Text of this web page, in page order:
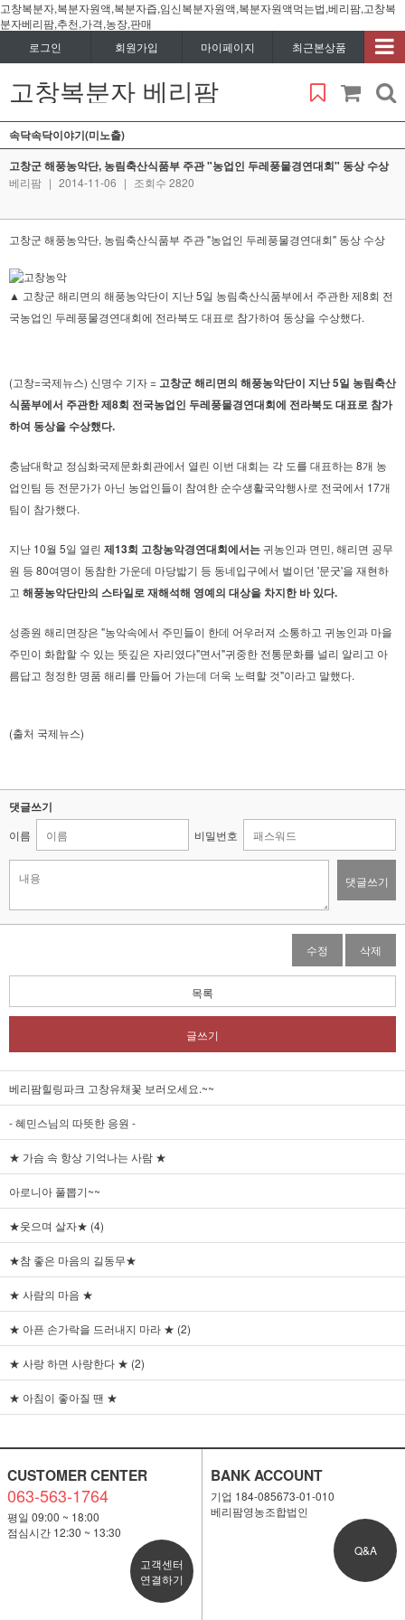
고창복분자,복분자원액,복분자즙,임신복분자원액,복분자원액먹는법,베리팜,고창복
분자베리팜,추천,가격,농장,판매
로그인
회원가입 마이페이지 최근본상품
고창복분자 베리팜
속닥속닥이야기(미노출)
고창군 해풍농악단, 농림축산식품부 주관 "농업인 두레풍물경연대회" 동상 수상
베리팜 | 2014-11-06 | 조회수 2820
고창군 해풍농악단, 농림축산식품부 주관 "농업인 두레풍물경연대회" 동상 수상
▲ 고창군 해리면의 해풍농악단이 지난 5일 농림축산식품부에서 주관한 제8회 전
국농업인 두레풍물경연대회에 전라북도 대표로 참가하여 동상을 수상했다.
(고창=국제뉴스) 신명수 기자 = 고창군 해리면의 해풍농악단이 지난 5일 농림축산
식품부에서 주관한 제8회 전국농업인 두레풍물경연대회에 전라북도 대표로 참가
하여 동상을 수상했다.
충남대학교 정심화국제문화회관에서 열린 이번 대회는 각 도를 대표하는 8개 농
업인팀 등 전문가가 아닌 농업인들이 참여한 순수생활국악행사로 전국에서 17개
팀이 참가했다.
지난 10월 5일 열린 제13회 고창농악경연대회에서는귀농인과 면민, 해리면 공무
원 등 80여명이 동참한 가운데 마당밟기 등 동네입구에서 벌이던 '문굿'을 재현하
고 해풍농악단만의 스타일로 재해석해 영예의 대상을 차지한 바 있다.
성종원 해리면장은 "농악속에서 주민들이 한데 어우러져 소통하고 귀농인과 마을
주민이 화합할 수 있는 뜻깊은 자리였다"면서"귀중한 전통문화를 널리 알리고 아
름답고 청정한 명품 해리를 만들어 가는데 더욱 노력할 것"이라고 말했다.
(출처 국제뉴스)
댓글쓰기
이름 비밀번호
댓글쓰기
수정 삭제
목록
글쓰기
베리팜힐링파크 고창유채꽃 보러오세요.~~
- 혜민스님의 따뜻한 응원 -
★ 가슴 속 항상 기억나는 사람 ★
아로니아 풀뽑기~~
★웃으며 살자★ (4)
★참 좋은 마음의 길동무★
★ 사람의 마음 ★
★ 아픈 손가락을 드러내지 마라 ★ (2)
★ 사랑 하면 사랑한다 ★ (2)
★ 아침이 좋아질 땐 ★
CUSTOMER CENTER
063-563-1764
평일 09:00 ~ 18:00
점심시간 12:30 ~ 13:30
고객센터
연결하기
BANK ACCOUNT
기업 184-085673-01-010
베리팜영농조합법인
Q&A